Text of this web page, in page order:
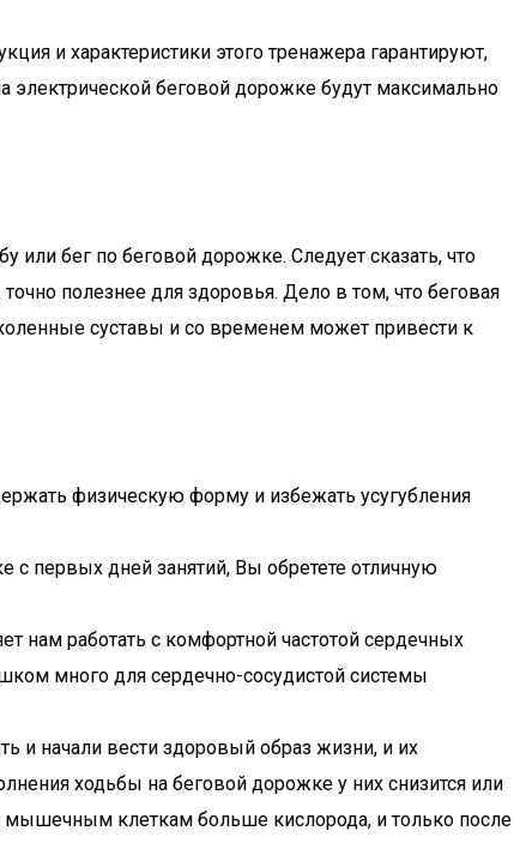
и характеристики этого тренажера гарантируют,
электрической беговой дорожке будут максимально
бег по беговой дорожке. Следует сказать, что
полезнее для здоровья. Дело в том, что беговая
суставы и со временем может привести к
физическую форму и избежать усугубления
с первых дней занятий, Вы обретете отличную
нам работать с комфортной частотой сердечных
много для сердечно-сосудистой системы
и начали вести здоровый образ жизни, и их
ходьбы на беговой дорожке у них снизится или
мышечным клеткам больше кислорода, и только после